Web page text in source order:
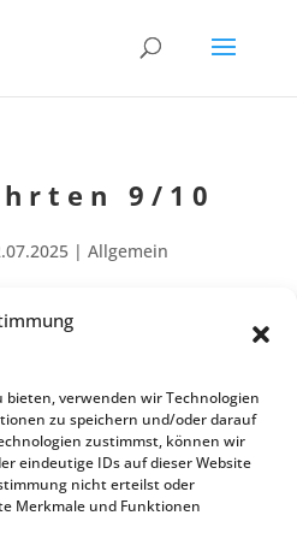
bieten, verwenden wir Technologien
zu speichern und/oder darauf
zustimmst, können wir
eindeutige IDs auf dieser Website
nicht erteilst oder
Merkmale und Funktionen
9/10
| Allgemein
der Abschluss­klas­sen 09‑B und 10‑Q
Daten­schutz
Richt­­li­­nie